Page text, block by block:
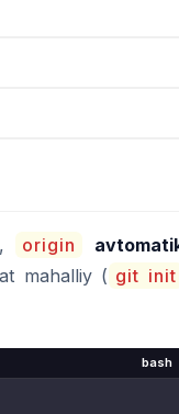
origin
mahalliy ( git init
bash